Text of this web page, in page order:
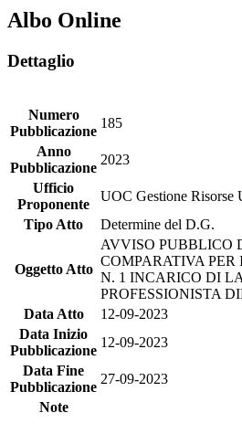
Albo Online
Dettaglio
Numero
Pubblicazione
185
Anno
Pubblicazione
2023
Ufficio
Proponente
UOC Gestione Risorse
Tipo Atto
Determine del D.G.
Oggetto Atto
AVVISO PUBBLICO
COMPARATIVA
N. 1 INCARICO DI
PROFESSIONISTA
Data Atto
12-09-2023
Data Inizio
Pubblicazione
12-09-2023
Data Fine
Pubblicazione
27-09-2023
Note